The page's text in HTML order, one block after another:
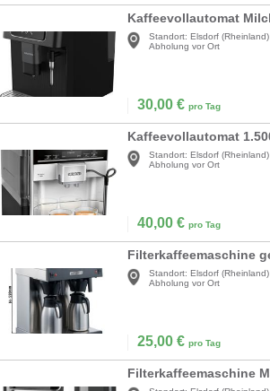
Standort: Elsdorf (Rheinland)
Abholung vor Ort
30,00 € pro Tag
Standort: Elsdorf (Rheinland)
Abholung vor Ort
40,00 € pro Tag
Standort: Elsdorf (Rheinland)
Abholung vor Ort
25,00 € pro Tag